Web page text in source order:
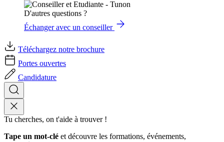
D'autres questions ?
Échanger avec un conseiller
Téléchargez notre brochure
Portes ouvertes
Candidature
Tu cherches, on t'aide à trouver !
Tape un mot-clé et découvre les formations, événements,